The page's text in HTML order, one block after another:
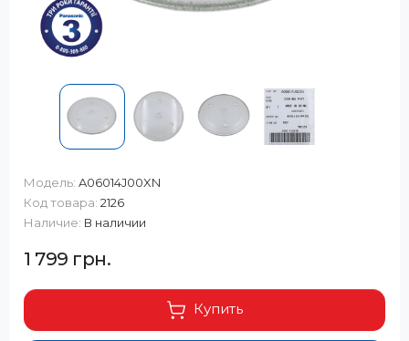
Модель: A06014J00XN
Код товара: 2126
Наличие: В наличии
1 799 грн.
Купить